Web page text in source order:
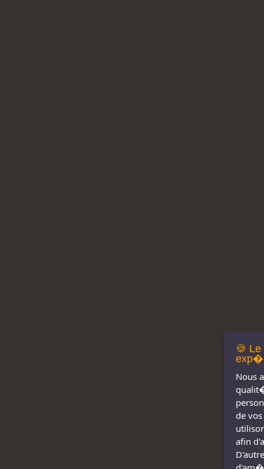
🍪
Nous
de
afin